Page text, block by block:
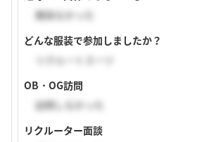
関係なかった
どんな服装で参加しましたか？
リクルートスーツ
OB・OG訪問
訪問しなかった
リクルーター面談